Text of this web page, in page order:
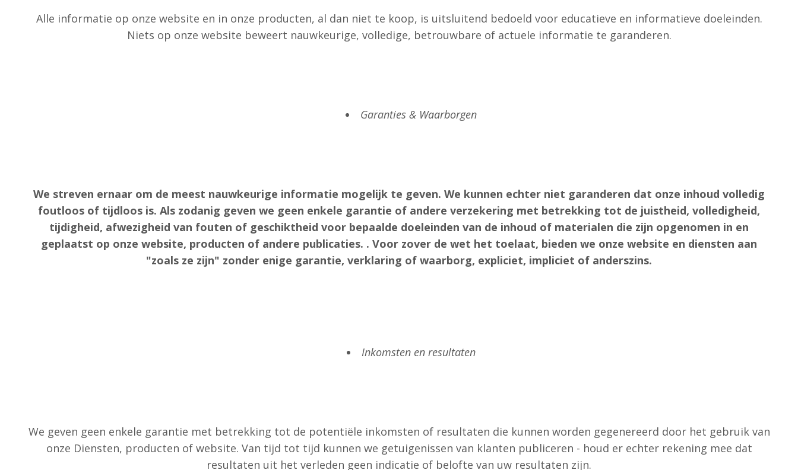
Alle informatie op onze website en in onze producten, al dan niet te koop, is uitsluitend bedoeld voor educatieve en informatieve doeleinden.
Niets op onze website beweert nauwkeurige, volledige, betrouwbare of actuele informatie te garanderen.
Garanties & Waarborgen
We streven ernaar om de meest nauwkeurige informatie mogelijk te geven. We kunnen echter niet garanderen dat onze inhoud volledig
foutloos of tijdloos is. Als zodanig geven we geen enkele garantie of andere verzekering met betrekking tot de juistheid, volledigheid,
tijdigheid, afwezigheid van fouten of geschiktheid voor bepaalde doeleinden van de inhoud of materialen die zijn opgenomen in en
geplaatst op onze website, producten of andere publicaties. . Voor zover de wet het toelaat, bieden we onze website en diensten aan
"zoals ze zijn" zonder enige garantie, verklaring of waarborg, expliciet, impliciet of anderszins.
Inkomsten en resultaten
We geven geen enkele garantie met betrekking tot de potentiële inkomsten of resultaten die kunnen worden gegenereerd door het gebruik van
onze Diensten, producten of website. Van tijd tot tijd kunnen we getuigenissen van klanten publiceren - houd er echter rekening mee dat
resultaten uit het verleden geen indicatie of belofte van uw resultaten zijn.